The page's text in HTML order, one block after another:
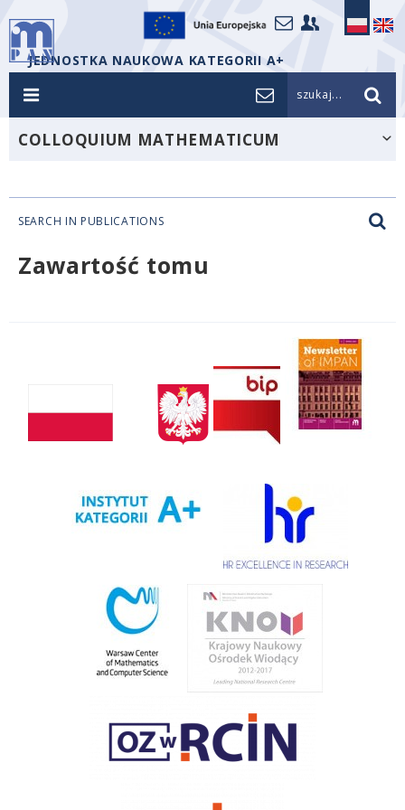
JEDNOSTKA NAUKOWA KATEGORII A+
szukaj...
COLLOQUIUM MATHEMATICUM
SEARCH IN PUBLICATIONS
Zawartość tomu